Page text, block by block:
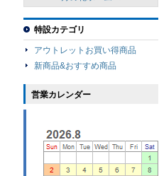
特設カテゴリ
アウトレットお買い得商品
新商品&おすすめ商品
営業カレンダー